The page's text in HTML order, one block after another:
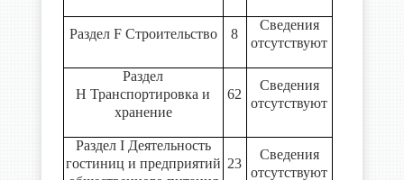
Раздел F Строительство 8
Сведения
отсутствуют
Раздел
Н Транспортировка и
хранение
62
Сведения
отсутствуют
Раздел I Деятельность
гостиниц и предприятий 23
Сведения
отсутствуют